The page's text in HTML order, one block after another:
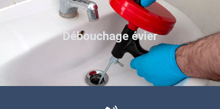
Débouchage évier